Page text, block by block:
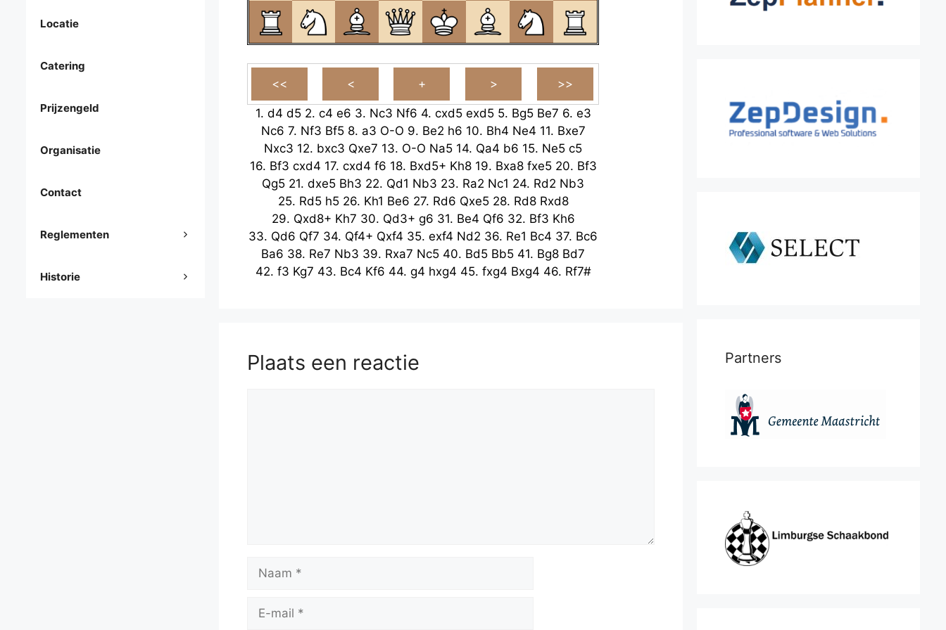
1. d4 d5 2. c4 e6 3. Nc3 Nf6 4. cxd5 exd5 5. Bg5 Be7 6. e3
Nc6 7. Nf3 Bf5 8. a3 O-O 9. Be2 h6 10. Bh4 Ne4 11. Bxe7
Nxc3 12. bxc3 Qxe7 13. O-O Na5 14. Qa4 b6 15. Ne5 c5
16. Bf3 cxd4 17. cxd4 f6 18. Bxd5+ Kh8 19. Bxa8 fxe5 20. Bf3
Qg5 21. dxe5 Bh3 22. Qd1 Nb3 23. Ra2 Nc1 24. Rd2 Nb3
25. Rd5 h5 26. Kh1 Be6 27. Rd6 Qxe5 28. Rd8 Rxd8
29. Qxd8+ Kh7 30. Qd3+ g6 31. Be4 Qf6 32. Bf3 Kh6
33. Qd6 Qf7 34. Qf4+ Qxf4 35. exf4 Nd2 36. Re1 Bc4 37. Bc6
Ba6 38. Re7 Nb3 39. Rxa7 Nc5 40. Bd5 Bb5 41. Bg8 Bd7
42. f3 Kg7 43. Bc4 Kf6 44. g4 hxg4 45. fxg4 Bxg4 46. Rf7#
Plaats een reactie
mail
Locatie
Catering
Prijzengeld
Organisatie
Contact
Reglementen
Historie
Partners